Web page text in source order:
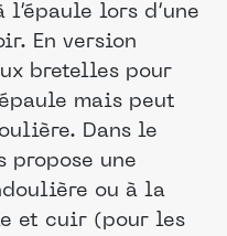
lors d’une
En version
bretelles pour
mais peut
Dans le
propose une
ou à la
et cuir (pour les